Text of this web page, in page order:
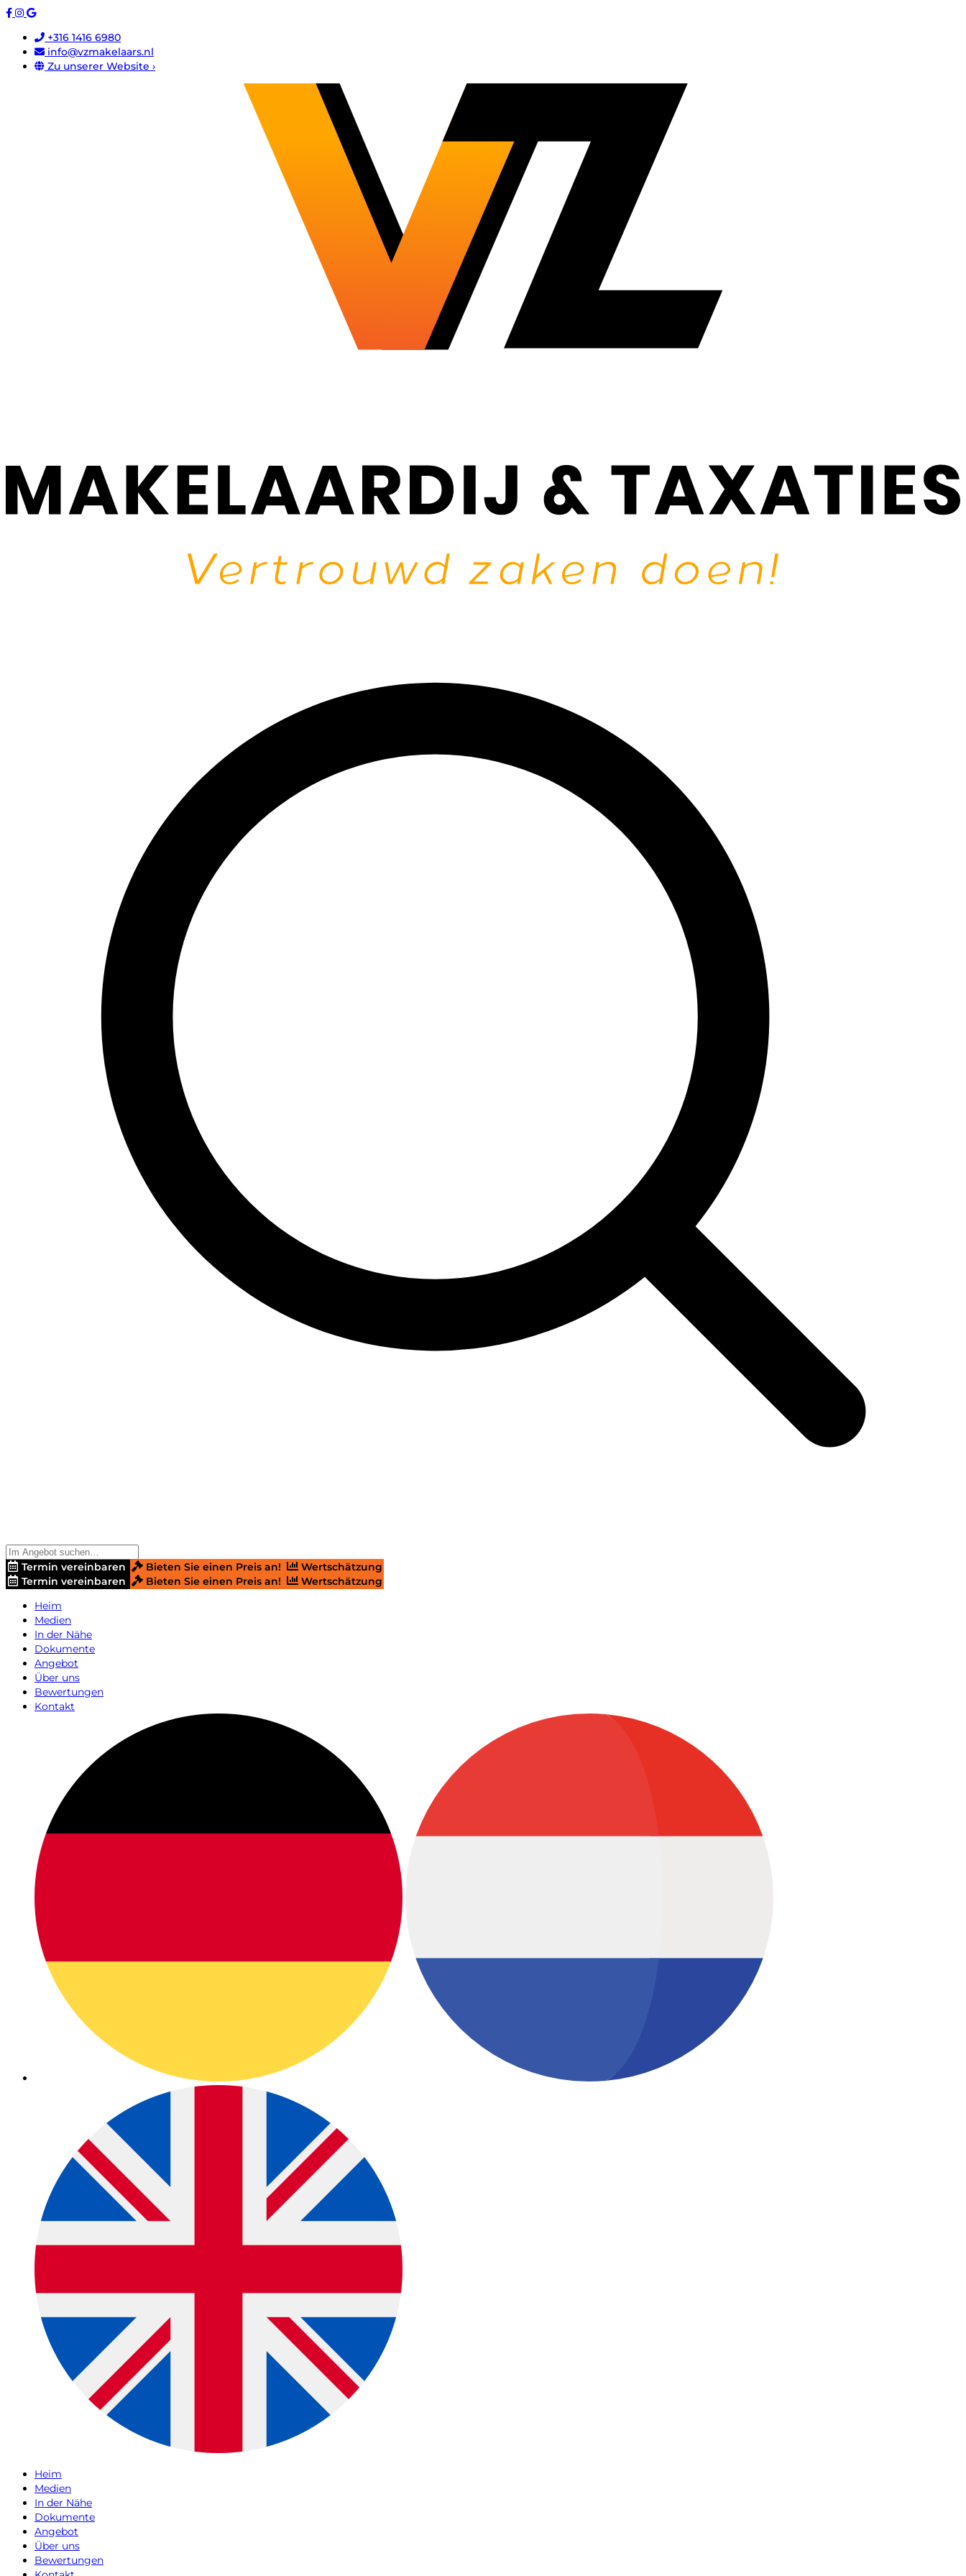
+316 1416 6980
info@vzmakelaars.nl
Zu unserer Website ›
Termin vereinbaren Bieten Sie einen Preis an!
Wertschätzung
Termin vereinbaren
Bieten Sie einen Preis an!
Wertschätzung
Heim
Medien
In der Nähe
Dokumente
Angebot
Über uns
Bewertungen
Kontakt
Heim
Medien
In der Nähe
Dokumente
Angebot
Über uns
Bewertungen